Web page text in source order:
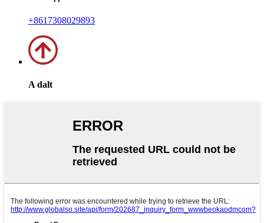
+8617308029893
A dalt